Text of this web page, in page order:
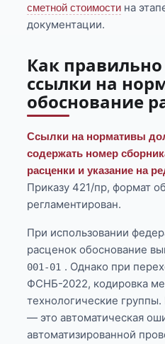
сметной стоимости на
документации.
Как
ссылки на
обоснование
Ссылки на нормативы
содержать номер
расценки и указание на
Приказу 421/пр, формат
регламентирован.
При использовании
расценок обоснование
001-01 . Однако при
ФСНБ-2022, кодировка
технологические
— это автоматическая
автоматизированной